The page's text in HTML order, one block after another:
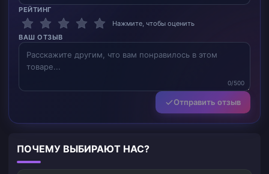
РЕЙТИНГ
Нажмите, чтобы оценить
ВАШ ОТЗЫВ
0/500
Отправить отзыв
ПОЧЕМУ ВЫБИРАЮТ НАС?